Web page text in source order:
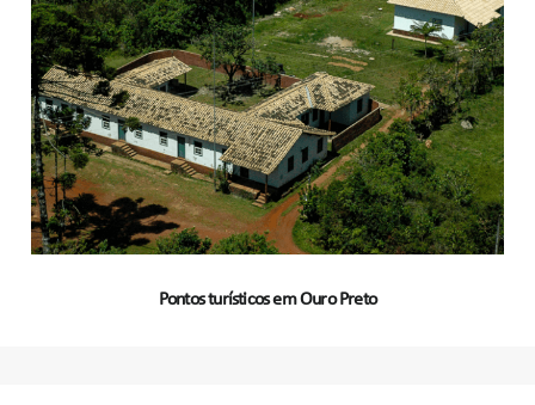
Pontos turísticos em Ouro Preto